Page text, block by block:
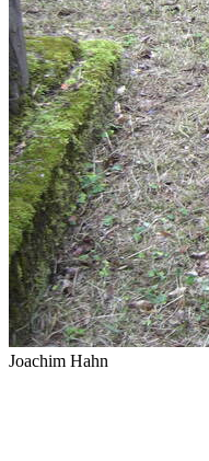
Joachim Hahn